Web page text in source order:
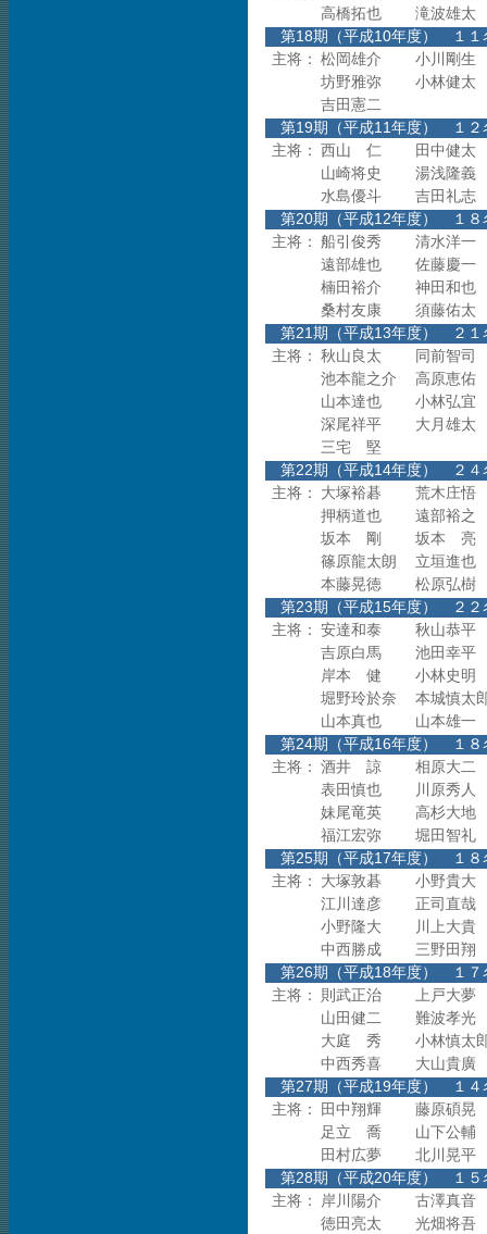
高橋拓也
滝波雄太
第18期（平成10年度
主将： 松岡雄介
小川剛生
坊野雅弥
小林健太
吉田憲二
第19期（平成11年
主将： 西山 仁
田中健太
山崎将史
湯浅隆義
水島優斗
吉田礼志
第20期（平成12年度
主将： 船引俊秀
清水洋一
遠部雄也
佐藤慶一
楠田裕介
神田和也
桑村友康
須藤佑太
第21期（平成13年度
主将： 秋山良太
同前智司
池本龍之介
高原恵佑
山本達也
小林弘宜
深尾祥平
大月雄太
三宅 堅
第22期（平成14年度
主将：
大塚裕碁
荒木庄悟
押柄道也
遠部裕之
坂本 剛
坂本 亮
篠原龍太朗
立垣進也
本藤晃徳
松原弘樹
第23期（平成15年
主将： 安達和泰
秋山恭平
吉原白馬
池田幸平
岸本 健
小林史明
堀野玲於奈
本城慎太
山本真也
山本雄一
第24期（平成16年度
主将： 酒井 諒
相原大二
表田慎也
川原秀人
妹尾竜英
高杉大地
福江宏弥
堀田智礼
第25期（平成17年度
主将：
大塚敦碁
小野貴大
江川達彦
正司直哉
小野隆大
川上大貴
中西勝成
三野田翔
第26期（平成18年度
主将：
則武正治
上戸大夢
山田健二
難波孝光
大庭 秀
小林慎太
中西秀喜
大山貴廣
第27期（平成19年
主将：
田中翔輝
藤原碩晃
足立 喬
山下公輔
田村広夢
北川晃平
第28期（平成20年度
主将：
岸川陽介
古澤真音
徳田亮太
光畑将吾